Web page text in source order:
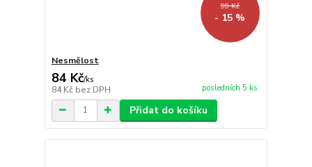
99 Kč
- 15 %
Nesmělost
84 Kč/ks
84 Kč bez DPH posledních 5 ks
Přidat do košíku